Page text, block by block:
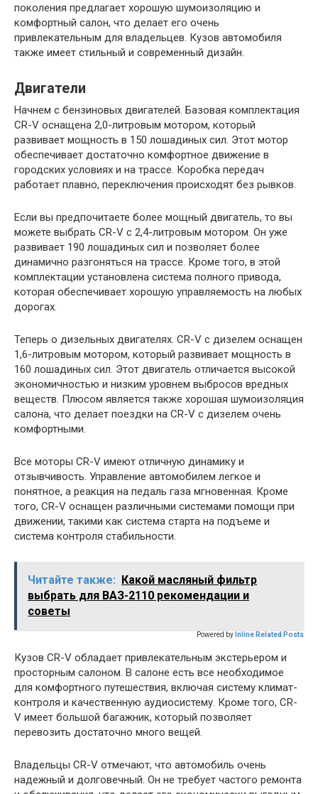
поколения предлагает хорошую шумоизоляцию и
комфортный салон, что делает его очень
привлекательным для владельцев. Кузов автомобиля
также имеет стильный и современный дизайн.
Двигатели
Начнем с бензиновых двигателей. Базовая комплектация
CR-V оснащена 2,0-литровым мотором, который
развивает мощность в 150 лошадиных сил. Этот мотор
обеспечивает достаточно комфортное движение в
городских условиях и на трассе. Коробка передач
работает плавно, переключения происходят без рывков.
Если вы предпочитаете более мощный двигатель, то вы
можете выбрать CR-V с 2,4-литровым мотором. Он уже
развивает 190 лошадиных сил и позволяет более
динамично разгоняться на трассе. Кроме того, в этой
комплектации установлена система полного привода,
которая обеспечивает хорошую управляемость на любых
дорогах.
Теперь о дизельных двигателях. CR-V с дизелем оснащен
1,6-литровым мотором, который развивает мощность в
160 лошадиных сил. Этот двигатель отличается высокой
экономичностью и низким уровнем выбросов вредных
веществ. Плюсом является также хорошая шумоизоляция
салона, что делает поездки на CR-V с дизелем очень
комфортными.
Все моторы CR-V имеют отличную динамику и
отзывчивость. Управление автомобилем легкое и
понятное, а реакция на педаль газа мгновенная. Кроме
того, CR-V оснащен различными системами помощи при
движении, такими как система старта на подъеме и
система контроля стабильности.
Читайте также: Какой масляный фильтр
выбрать для ВАЗ-2110 рекомендации и
советы
Powered by Inline Related Posts
Кузов CR-V обладает привлекательным экстерьером и
просторным салоном. В салоне есть все необходимое
для комфортного путешествия, включая систему климат-
контроля и качественную аудиосистему. Кроме того, CR-
V имеет большой багажник, который позволяет
перевозить достаточно много вещей.
Владельцы CR-V отмечают, что автомобиль очень
надежный и долговечный. Он не требует частого ремонта